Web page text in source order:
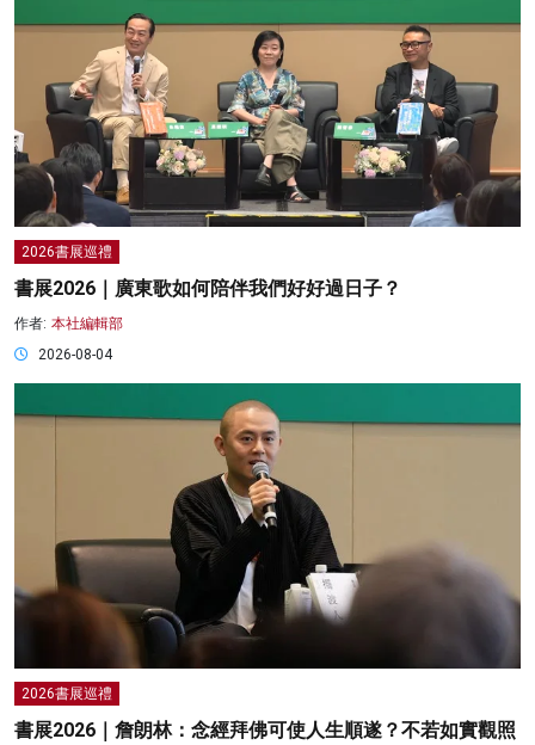
2026書展巡禮
書展2026｜廣東歌如何陪伴我們好好過日子？
作者: 本社編輯部
2026-08-04
2026書展巡禮
書展2026｜詹朗林：念經拜佛可使人生順遂？不若如實觀照